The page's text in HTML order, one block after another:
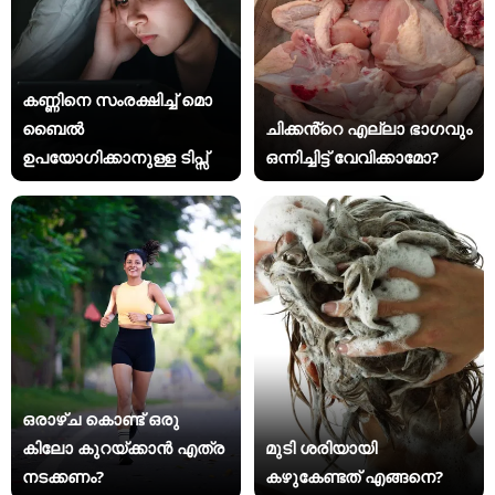
കണ്ണിനെ സംരക്ഷിച്ച് മൊ​
ബൈൽ
ഉപയോഗിക്കാനുള്ള ടിപ്സ്
ചിക്കൻ്റെ എല്ലാ ഭാഗവും
ഒന്നിച്ചിട്ട് വേവിക്കാമോ?
ഒരാഴ്ച കൊണ്ട് ഒരു
കിലോ കുറയ്ക്കാൻ എത്ര
നടക്കണം?
മുടി ശരിയായി
കഴുകേണ്ടത് എങ്ങനെ?